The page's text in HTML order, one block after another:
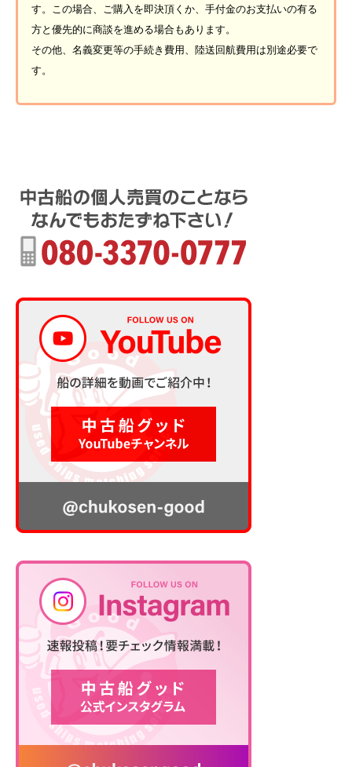
す。この場合、ご購入を即決頂くか、手付金のお支払いの有る
方と優先的に商談を進める場合もあります。
その他、名義変更等の手続き費用、陸送回航費用は別途必要で
す。